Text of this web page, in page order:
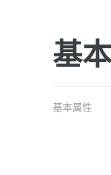
基
基本属性